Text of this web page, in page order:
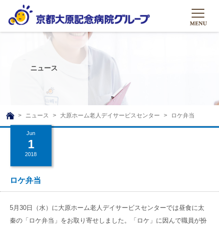
グループについて
グループについて
理事長挨拶
沿革ストーリー
基本的マインド
社会貢献活動
グループの取り組み
リハビリテーション
訪問サービス
通所サービス
高齢者住宅施設
大原のこと
メディア
ニュース
広報誌
お問い合わせ一覧
友達追加
ニュース
TOP
ニュース 大原ホーム老人デイサービスセンター ロケ弁当
Jun
1
2018
ロケ弁当
5月30日（水）に大原ホーム老人デイサービスセンターでは昼食に太
秦の「ロケ弁当」をお取り寄せしました。「ロケ」に因んで職員が扮